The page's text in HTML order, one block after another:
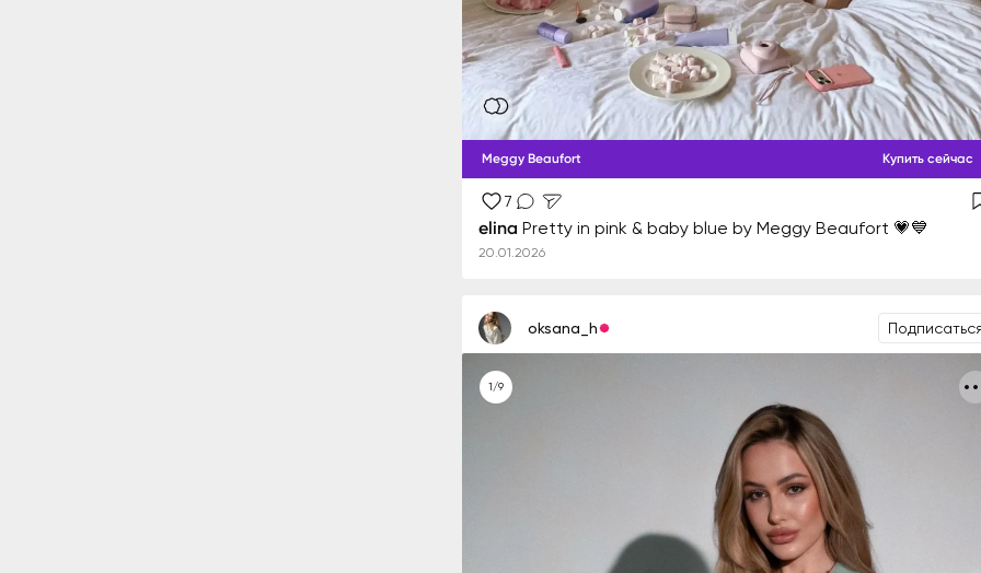
Meggy Beaufort Купить сейчас
7
elina Pretty in pink & baby blue by Meggy Beaufort 💗💙
20.01.2026
oksana_h
1/9